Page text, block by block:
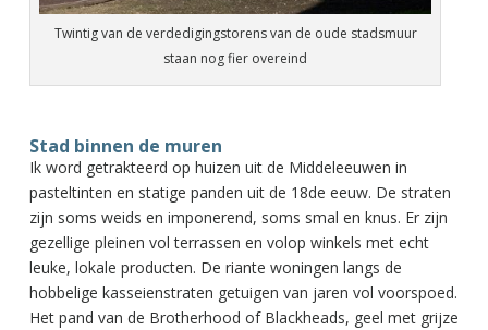
Twintig van de verdedigingstorens van de oude stadsmuur
staan nog fier overeind
Stad binnen de muren
Ik word getrakteerd op huizen uit de Middeleeuwen in
pasteltinten en statige panden uit de 18de eeuw. De straten
zijn soms weids en imponerend, soms smal en knus. Er zijn
gezellige pleinen vol terrassen en volop winkels met echt
leuke, lokale producten. De riante woningen langs de
hobbelige kasseienstraten getuigen van jaren vol voorspoed.
Het pand van de Brotherhood of Blackheads, geel met grijze